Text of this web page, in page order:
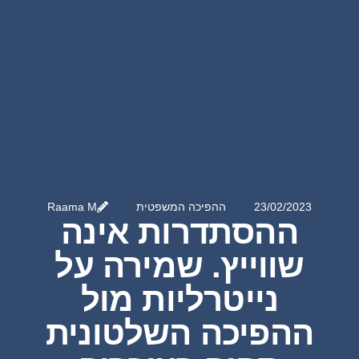
23/02/2023 ההפיכה המשפטית Raama M
ההסתדרות אינה
שווייץ. שמירה על
נייטרליות מול
ההפיכה השלטונית